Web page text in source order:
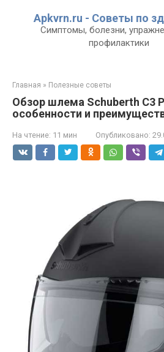
Apkvrn.ru - Советы по
Симптомы, болезни,
профилактики
Главная » Полезные советы
Обзор шлема Schuberth C3
особенности и
На чтение: 11 мин Опубликовано: